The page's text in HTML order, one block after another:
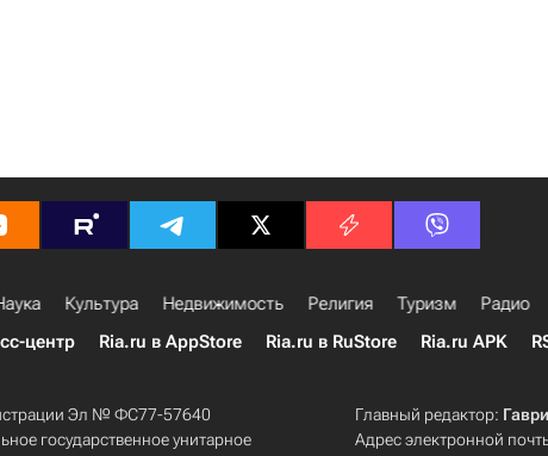
Культура Недвижимость Религия Туризм Радио
центр Ria.ru в AppStore Ria.ru в RuStore Ria.ru APK
Эл № ФС77-57640
государственное унитарное
Главный редактор:
Адрес электронной